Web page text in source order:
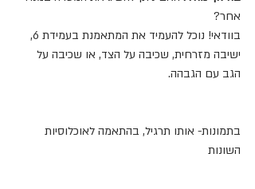
אחר?
בוודאי! נוכל להעמיד את המתאמנת בעמידת 6,
ישיבה מזרחית, שכיבה על הצד, או שכיבה על
הגב עם הגבהה.
בתמונות- אותו תרגיל, בהתאמה לאוכלוסיות
השונות